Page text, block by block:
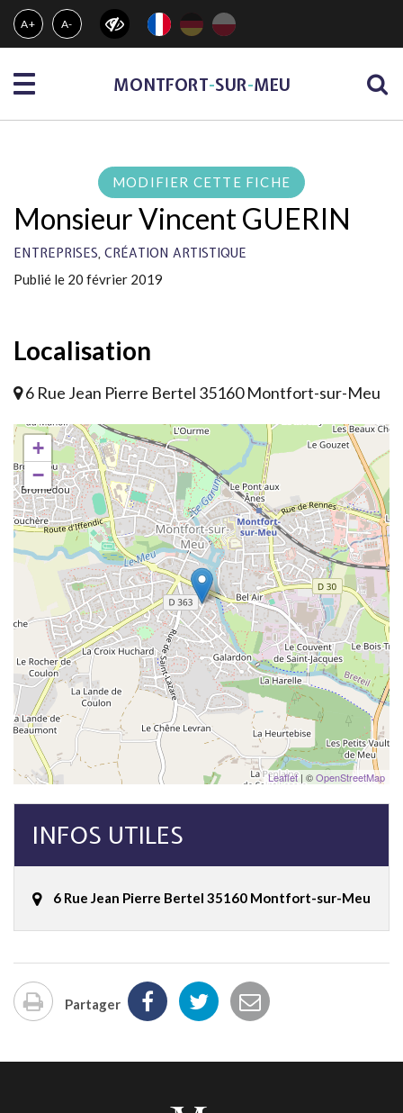
Gestion des traceurs
A+ A-
Menu MONTFORT-SUR-MEU
MODIFIER CETTE FICHE
Monsieur Vincent GUERIN
ENTREPRISES, CRÉATION ARTISTIQUE
Publié le 20 février 2019
Localisation
6 Rue Jean Pierre Bertel 35160 Montfort-sur-Meu
+
−
Leaflet| ©OpenStreetMap
INFOS UTILES
6 Rue Jean Pierre Bertel 35160 Montfort-sur-Meu
Imprimer
Partager